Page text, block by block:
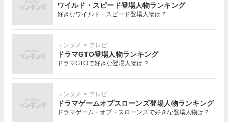
ワイルド・スピード登場人物ランキング
好きなワイルド・スピード登場人物は？
エンタメ > テレビ
ドラマGTO登場人物ランキング
ドラマGTOで好きな登場人物は？
エンタメ > テレビ
ドラマゲームオブスローンズ登場人物ランキング
ドラマゲーム・オブ・スローンズで好きな登場人物は？